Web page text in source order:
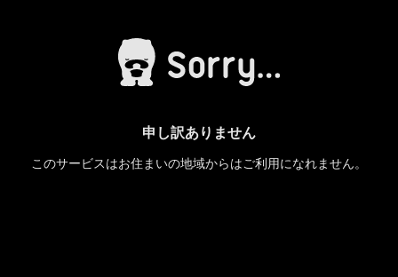
申し訳ありません
このサービスはお住まいの地域からはご利用になれません。